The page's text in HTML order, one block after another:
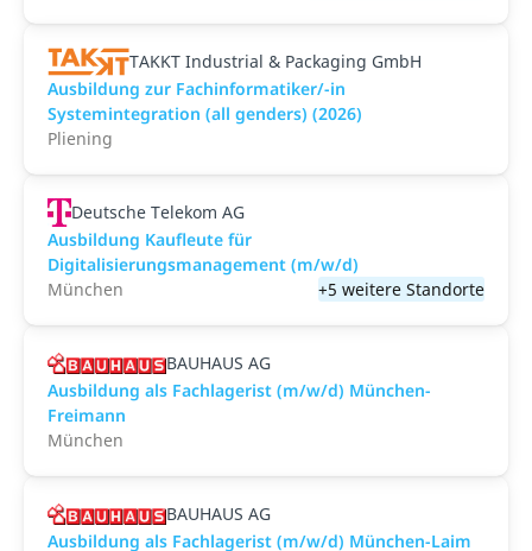
TAKKT Industrial & Packaging GmbH
Ausbildung zur Fachinformatiker/-in
Systemintegration (all genders) (2026)
Pliening
Deutsche Telekom AG
Ausbildung Kaufleute für
Digitalisierungsmanagement (m/w/d)
München
+5 weitere Standorte
BAUHAUS AG
Ausbildung als Fachlagerist (m/w/d) München-
Freimann
München
BAUHAUS AG
Ausbildung als Fachlagerist (m/w/d) München-Laim